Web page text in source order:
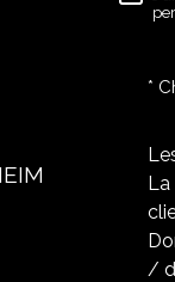
*
La
/